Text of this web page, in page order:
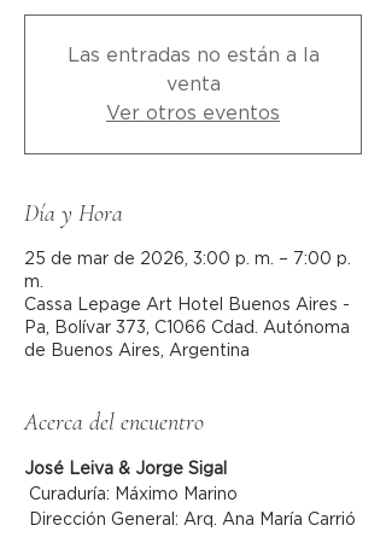
Las entradas no están a la
venta
Ver otros eventos
Día y Hora
25 de mar de 2026, 3:00 p. m. – 7:00 p.
m.
Cassa Lepage Art Hotel Buenos Aires -
Pa, Bolívar 373, C1066 Cdad. Autónoma
de Buenos Aires, Argentina
Acerca del encuentro
José Leiva & Jorge Sigal
Curaduría: Máximo Marino
Dirección General: Arq. Ana María Carrió